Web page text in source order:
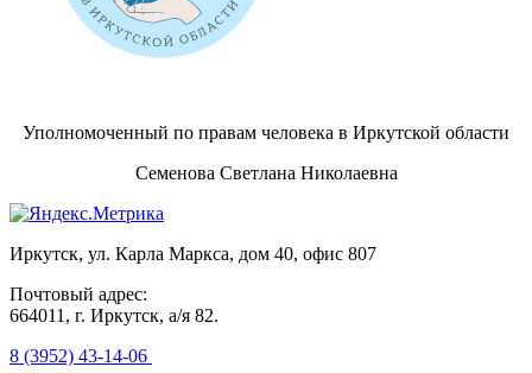
Уполномоченный по правам человека в Иркутской области
Семенова Светлана Николаевна
Иркутск, ул. Карла Маркса, дом 40, офис 807
Почтовый адрес:
664011, г. Иркутск, а/я 82.
8 (3952) 43-14-06